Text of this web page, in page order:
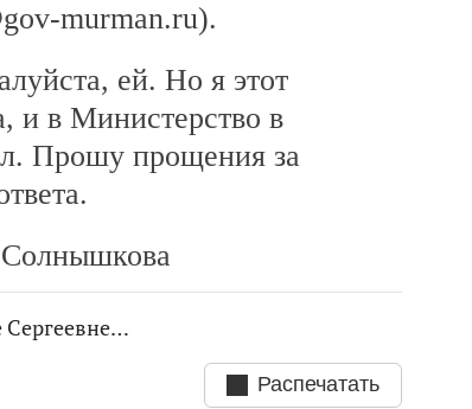
murman.ru).
ей. Но я этот
и в Министерство в
Прошу прощения за
Солнышкова
Распечатать